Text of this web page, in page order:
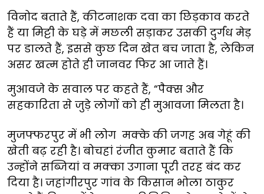
विनोद बताते हैं, कीटनाशक दवा का छिड़काव करते
हैं या मिट्टी के घड़े में मछली सड़ाकर उसकी दुर्गंध मेड़
पर डालते हैं, इससे कुछ दिन खेत बच जाता है, लेकिन
असर खत्म होते ही जानवर फिर आ जाते हैं।
मुआवजे के सवाल पर कहते हैं, “पैक्स और
सहकारिता से जुड़े लोगों को ही मुआवजा मिलता है।
मुजफ्फरपुर में भी लोग मक्के की जगह अब गेहूं की
खेती बढ़ रही है। बोचहां रंजीत कुमार बताते हैं कि
उन्होंने सब्जियां व मक्का उगाना पूरी तरह बंद कर
दिया है। जहांगीरपुर गांव के किसान भोला ठाकुर